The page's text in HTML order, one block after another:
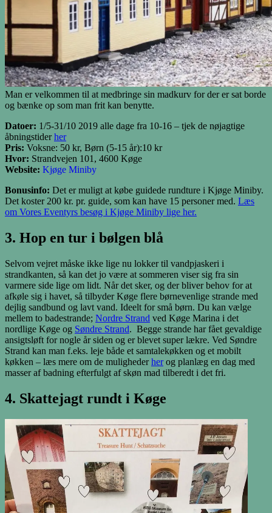
Man er velkommen til at medbringe sin madkurv for der er sat borde
og bænke op som man frit kan benytte.
Datoer: 1/5-31/10 2019 alle dage fra 10-16 – tjek de nøjagtige
åbningstiderher
Pris: Voksne: 50 kr, Børn (5-15 år):10 kr
Hvor: Strandvejen 101, 4600 Køge
Website: Kjøge Miniby
Bonusinfo: Det er muligt at købe guidede rundture i Kjøge Miniby.
Det koster 200 kr. pr. guide, som kan have 15 personer med. Læs
om Vores Eventyrs besøg i Kjøge Miniby lige her.
3. Hop en tur i bølgen blå
Selvom vejret måske ikke lige nu lokker til vandpjaskeri i
strandkanten, så kan det jo være at sommeren viser sig fra sin
varmere side lige om lidt. Når det sker, og der bliver behov for at
afkøle sig i havet, så tilbyder Køge flere børnevenlige strande med
dejlig sandbund og lavt vand. Ideelt for små børn. Du kan vælge
mellem to badestrande; Nordre Strand ved Køge Marina i det
nordlige Køge og Søndre Strand. Begge strande har fået gevaldige
ansigtsløft for nogle år siden og er blevet super lækre. Ved Søndre
Strand kan man f.eks. leje både et samtalekøkken og et mobilt
køkken – læs mere om de mulighederherog planlæg en dag med
masser af badning efterfulgt af skøn mad tilberedt i det fri.
4. Skattejagt rundt i Køge